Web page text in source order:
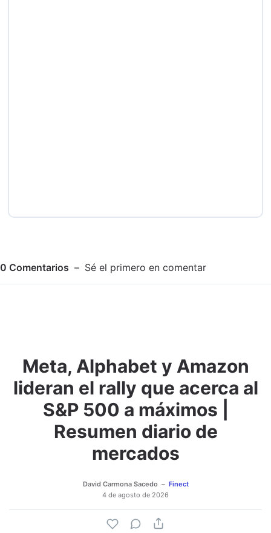
0 Comentarios Sé el primero en comentar
Adjuntar imagen Comentar
Meta, Alphabet y Amazon
lideran el rally que acerca al
S&P 500 a máximos |
Resumen diario de
mercados
David Carmona Sacedo
Finect
4 de agosto de 2026